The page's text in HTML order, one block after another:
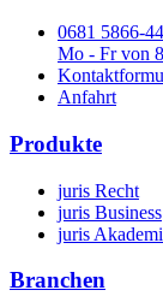
0681 5866-
Mo - Fr von
Anfahrt
Produkte
juris Recht
juris Business
juris
Branchen